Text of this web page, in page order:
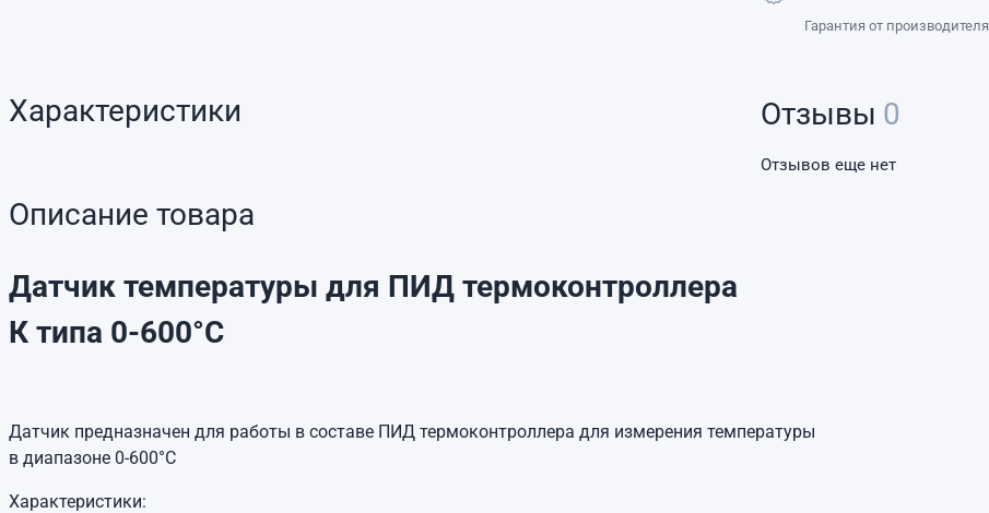
Гарантия от производителя
Характеристики Отзывы 0
Отзывов еще нет
Описание товара
Датчик температуры для ПИД термоконтроллера
К типа 0-600°C
Датчик предназначен для работы в составе ПИД термоконтроллера для измерения температуры
в диапазоне 0-600°C
Характеристики: